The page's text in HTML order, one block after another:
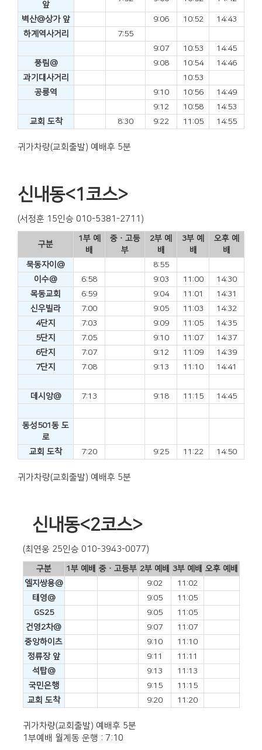
앞
벽산@상가 앞 9:06 10:52
14:43
하계역사거리
7:55
9:07
10:53
14:45
풍림@
9:08 10:54
14:46
과기대사거리
10:53
공릉역
9:10 10:56
14:49
9:12
10:58
14:53
교회 도착
8:30 9:22 11:05 14:55
귀가차량(교회출발) 예배후 5분
신내동<1코스>
(서정훈 15인승 010-5381-2711)
구분
1부 예
배
중ㆍ고등
부
2부 예
배
3부 예
배
오후 예
배
묵동자이@
8:55
이수@
6:58 9:03 11:00
14:30
목동교회
6:59 9:04 11:01
14:31
신우빌라
7:00 9:05 11:03
14:32
4단지
7:03 9:09 11:05
14:35
5단지
7:05 9:10 11:07
14:37
6단지
7:07 9:12 11:09
14:39
7단지
7:08 9:13 11:10 14:41
데시앙@ 7:13 9:18 11:15 14:45
동성501동 도
로
교회 도착
7:20 9:25 11:22 14:50
귀가차량(교회출발) 예배후 5분
신내동<2코스>
(최연웅 25인승 010-3943-0077)
구분 1부 예배 중ㆍ고등부 2부 예배 3부 예배 오후 예배
엘지쌍용@
9:02
11:02
태영@
9:05
11:05
GS25
9:05
11:05
건영2차@
9:07
11:07
중앙하이츠
9:10
11:10
정류장 앞
9:11
11:11
석탑@
9:13
11:13
국민은행
9:15
11:15
교회 도착
9:20 11:20
귀가차량(교회출발) 예배후 5분
1부예배 월계동 운행 : 7:10